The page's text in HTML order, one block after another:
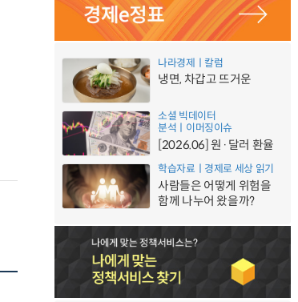
나라경제ㅣ칼럼
냉면, 차갑고 뜨거운
소셜 빅데이터
분석ㅣ이머징이슈
[2026.06] 원·달러 환율
학습자료ㅣ경제로 세상 읽기
사람들은 어떻게 위험을
함께 나누어 왔을까?